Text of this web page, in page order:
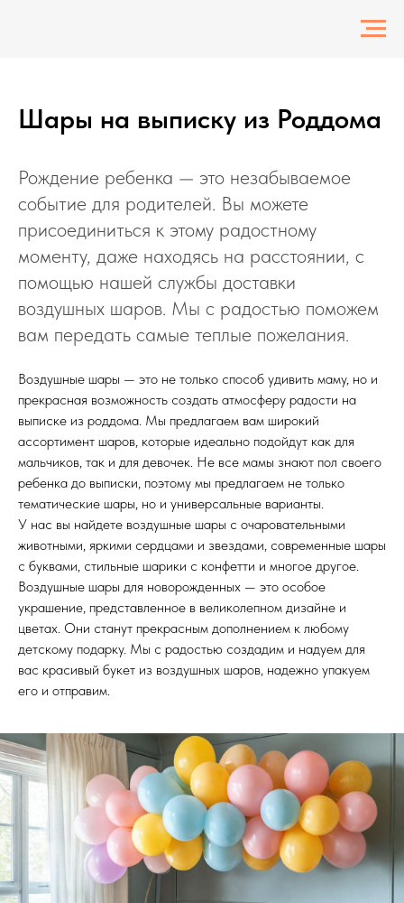
Шары на выписку из Роддома
Рождение ребенка — это незабываемое
событие для родителей. Вы можете
присоединиться к этому радостному
моменту, даже находясь на расстоянии, с
помощью нашей службы доставки
воздушных шаров. Мы с радостью поможем
вам передать самые теплые пожелания.
Воздушные шары — это не только способ удивить маму, но и
прекрасная возможность создать атмосферу радости на
выписке из роддома. Мы предлагаем вам широкий
ассортимент шаров, которые идеально подойдут как для
мальчиков, так и для девочек. Не все мамы знают пол своего
ребенка до выписки, поэтому мы предлагаем не только
тематические шары, но и универсальные варианты.
У нас вы найдете воздушные шары с очаровательными
животными, яркими сердцами и звездами, современные шары
с буквами, стильные шарики с конфетти и многое другое.
Воздушные шары для новорожденных — это особое
украшение, представленное в великолепном дизайне и
цветах. Они станут прекрасным дополнением к любому
детскому подарку. Мы с радостью создадим и надуем для
вас красивый букет из воздушных шаров, надежно упакуем
его и отправим.